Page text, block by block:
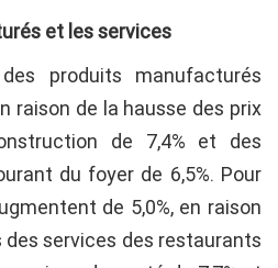
et les services
produits manufacturés
raison de la hausse des prix
de 7,4% et des
du foyer de 6,5%. Pour
de 5,0%, en raison
services des restaurants